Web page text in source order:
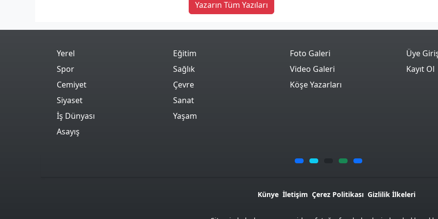
Yazarın Tüm Yazıları
Yerel
Spor
Cemiyet
Siyaset
İş Dünyası
Asayış
Eğitim
Sağlık
Çevre
Sanat
Yaşam
Foto Galeri
Video Galeri
Köşe Yazarları
Üye
Kayıt Ol
Künye İletişim Çerez Politikası Gizlilik İlkeleri